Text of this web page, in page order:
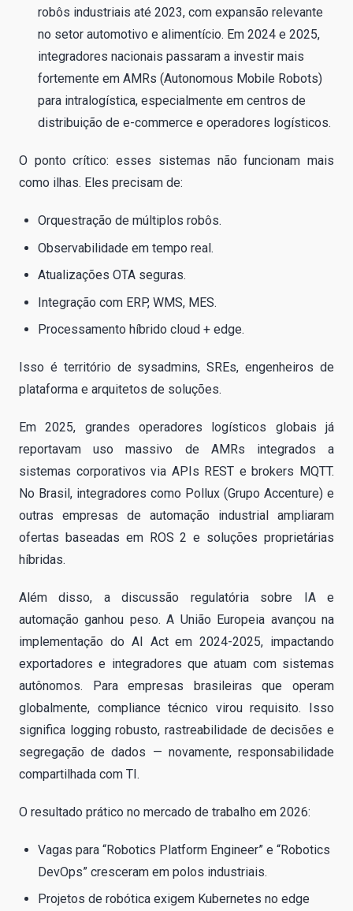
robôs industriais até 2023, com expansão relevante
no setor automotivo e alimentício. Em 2024 e 2025,
integradores nacionais passaram a investir mais
fortemente em AMRs (Autonomous Mobile Robots)
para intralogística, especialmente em centros de
distribuição de e-commerce e operadores logísticos.
O ponto crítico: esses sistemas não funcionam mais
como ilhas. Eles precisam de:
Orquestração de múltiplos robôs.
Observabilidade em tempo real.
Atualizações OTA seguras.
Integração com ERP, WMS, MES.
Processamento híbrido cloud + edge.
Isso é território de sysadmins, SREs, engenheiros de
plataforma e arquitetos de soluções.
Em 2025, grandes operadores logísticos globais já
reportavam uso massivo de AMRs integrados a
sistemas corporativos via APIs REST e brokers MQTT.
No Brasil, integradores como Pollux (Grupo Accenture) e
outras empresas de automação industrial ampliaram
ofertas baseadas em ROS 2 e soluções proprietárias
híbridas.
Além disso, a discussão regulatória sobre IA e
automação ganhou peso. A União Europeia avançou na
implementação do AI Act em 2024-2025, impactando
exportadores e integradores que atuam com sistemas
autônomos. Para empresas brasileiras que operam
globalmente, compliance técnico virou requisito. Isso
significa logging robusto, rastreabilidade de decisões e
segregação de dados — novamente, responsabilidade
compartilhada com TI.
O resultado prático no mercado de trabalho em 2026:
Vagas para “Robotics Platform Engineer” e “Robotics
DevOps” cresceram em polos industriais.
Projetos de robótica exigem Kubernetes no edge